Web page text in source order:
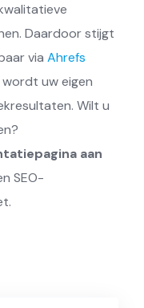
Daardoor stijgt
via Ahrefs
wordt uw eigen
Wilt u
aan
SEO-